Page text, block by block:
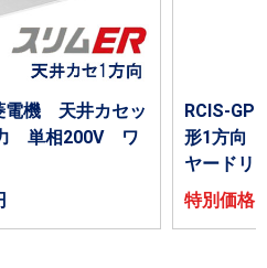
電機 天井カセッ
単相200V ワ
RCIS-
形1方向
ヤードリ
特別価